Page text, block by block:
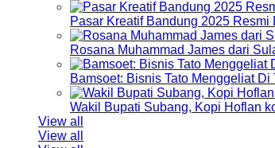
Pasar Kreatif Bandung 2025
Rosana Muhammad James dari
Bamsoet: Bisnis Tato Menggeliat
Wakil Bupati Subang, Kopi Hoflan
View all
View all